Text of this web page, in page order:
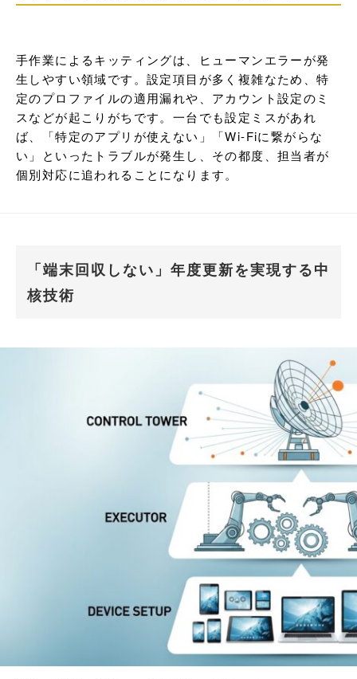
手作業によるキッティングは、ヒューマンエラーが発
生しやすい領域です。設定項目が多く複雑なため、特
定のプロファイルの適用漏れや、アカウント設定のミ
スなどが起こりがちです。一台でも設定ミスがあれ
ば、「特定のアプリが使えない」「Wi-Fiに繋がらな
い」といったトラブルが発生し、その都度、担当者が
個別対応に追われることになります。
「端末回収しない」年度更新を実現する中
核技術